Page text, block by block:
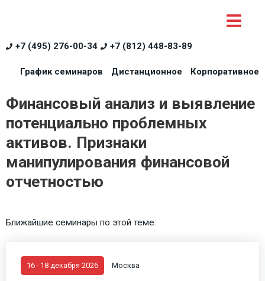
+7 (495) 276-00-34 +7 (812) 448-83-89
График семинаров Дистанционное Корпоративное
Финансовый анализ и выявление
потенциально проблемных
активов. Признаки
манипулирования финансовой
отчетностью
Ближайшие семинары по этой теме:
16 - 18 декабря 2026 Москва